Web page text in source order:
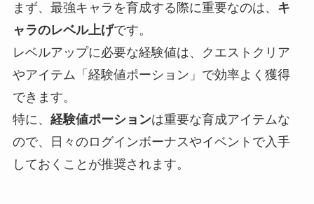
まず、最強キャラを育成する際に重要なのは、 キ
ャラのレベル上げです。
レベルアップに必要な経験値は、クエストクリア
やアイテム「経験値ポーション」で効率よく獲得
できます。
特に、 経験値ポーションは重要な育成アイテムな
ので、日々のログインボーナスやイベントで入手
しておくことが推奨されます。